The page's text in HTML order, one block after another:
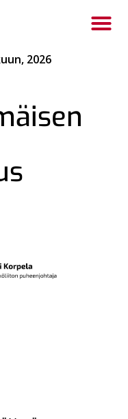
2026